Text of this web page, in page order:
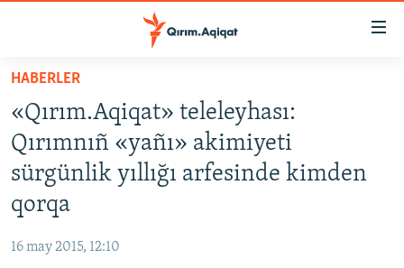
Esas
qaytmaq
Baş
navigatsiyağa
qaytmaq
Qıdıruvğa
SİYASET
İQTİSADİYAT
İNSAN AQLARI
HABERLER
«Qırım.Aqiqat» teleleyhası:
Qırımnıñ «yañı» akimiyeti
sürgünlik yıllığı arfesinde kimden
qorqa
16 may 2015, 12:10